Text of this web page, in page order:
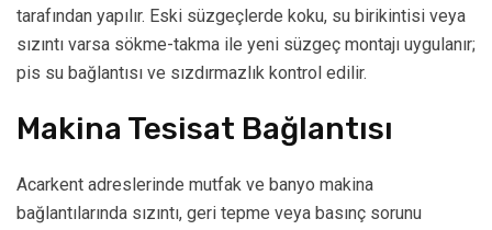
tarafından yapılır. Eski süzgeçlerde koku, su birikintisi veya
sızıntı varsa sökme-takma ile yeni süzgeç montajı uygulanır;
pis su bağlantısı ve sızdırmazlık kontrol edilir.
Makina Tesisat Bağlantısı
Acarkent adreslerinde mutfak ve banyo makina
bağlantılarında sızıntı, geri tepme veya basınç sorunu